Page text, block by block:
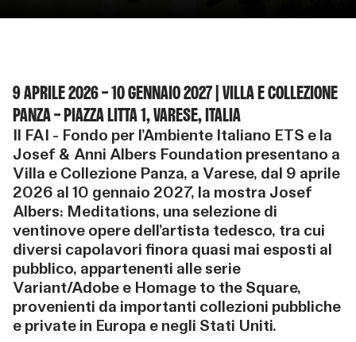
9 APRILE 2026 – 10 GENNAIO 2027 | VILLA E COLLEZIONE
PANZA – PIAZZA LITTA 1, VARESE, ITALIA
Il FAI – Fondo per l’Ambiente Italiano ETS e la
Josef & Anni Albers Foundation presentano a
Villa e Collezione Panza, a Varese, dal 9 aprile
2026 al 10 gennaio 2027, la mostra Josef
Albers: Meditations, una selezione di
ventinove opere dell’artista tedesco, tra cui
diversi capolavori finora quasi mai esposti al
pubblico, appartenenti alle serie
Variant/Adobe e Homage to the Square,
provenienti da importanti collezioni pubbliche
e private in Europa e negli Stati Uniti.